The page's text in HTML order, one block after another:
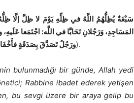
سَبْعَةٌ يُظِلُّهُمُ اللَّهُ في ظِلِّهِ يَوْمَ لا ظِلَّ إلَّا
المَسَاجِدِ، وَرَجُلانِ تَحَابَّا في اللَّه: اجْتَمَعا
ورَجُلٌ تَصَدَّقَ بِصَدَقَةٍ).
bulunmadığı bir günde, Allah yedi
Rabbine ibadet ederek yetişen
bu sevgi üzere bir araya gelip bu